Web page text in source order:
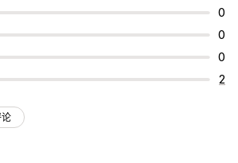
0
0
0
2